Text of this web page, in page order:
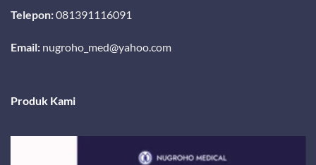
Telepon:081391116091
Email: nugroho_med@yahoo.com
Produk Kami